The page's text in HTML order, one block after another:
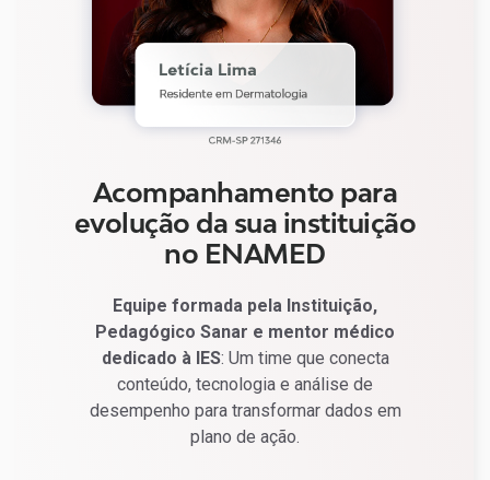
Acompanhamento para
evolução da sua instituição
no ENAMED
Equipe formada pela Instituição,
Pedagógico Sanar e mentor médico
dedicado à IES: Um time que conecta
conteúdo, tecnologia e análise de
desempenho para transformar dados em
plano de ação.